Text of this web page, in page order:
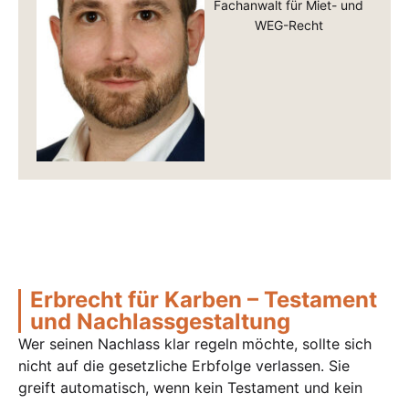
Fachanwalt für Miet- und
WEG-Recht
Erbrecht für Karben – Testament
und Nachlassgestaltung
Wer seinen Nachlass klar regeln möchte, sollte sich
nicht auf die gesetzliche Erbfolge verlassen. Sie
greift automatisch, wenn kein Testament und kein